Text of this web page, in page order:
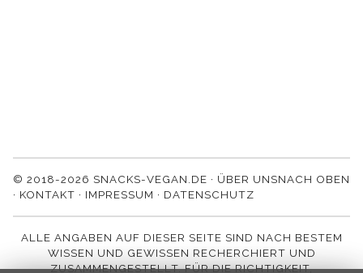
NACH OBEN
© 2018-2026 SNACKS-VEGAN.DE · ÜBER UNS
· KONTAKT · IMPRESSUM · DATENSCHUTZ
ALLE ANGABEN AUF DIESER SEITE SIND NACH BESTEM
WISSEN UND GEWISSEN RECHERCHIERT UND
ZUSAMMENGESTELLT. FÜR DIE RICHTIGKEIT,